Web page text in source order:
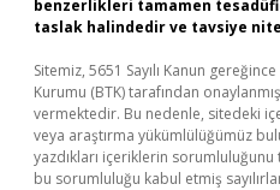
benzerlikleri tamamen
taslak halindedir ve tavsiye
Sitemiz, 5651 Sayılı Kanun
Kurumu (BTK) tarafından
vermektedir. Bu nedenle, sitedeki
veya araştırma yükümlülüğümüz
yazdıkları içeriklerin
bu sorumluluğu kabul etmiş